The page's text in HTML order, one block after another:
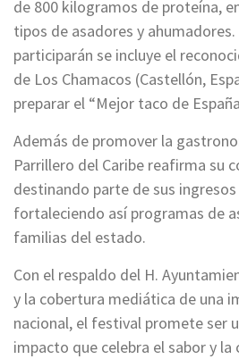
de 800 kilogramos de proteína,
tipos de asadores y
participarán se incluye el
de Los Chamacos (Castellón,
preparar el “Mejor taco de
Además de promover la
Parrillero del Caribe reafirma su
destinando parte de sus
fortaleciendo así programas de
familias del estado.
Con el respaldo del H.
y la cobertura mediática de una
nacional, el festival promete ser
impacto que celebra el sabor y la